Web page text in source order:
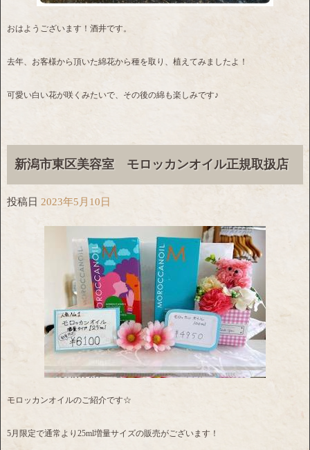
おはようございます！酒井です。
去年、お客様から頂いた綿花から種を取り、植えてみましたよ！
可愛い白い花が咲くみたいで、その後の綿も楽しみです♪
新潟市東区美容室 モロッカンオイル正規取扱店
投稿日 2023年5月10日
モロッカンオイルのご紹介です☆
5月限定で通常より25ml増量サイズの販売がございます！